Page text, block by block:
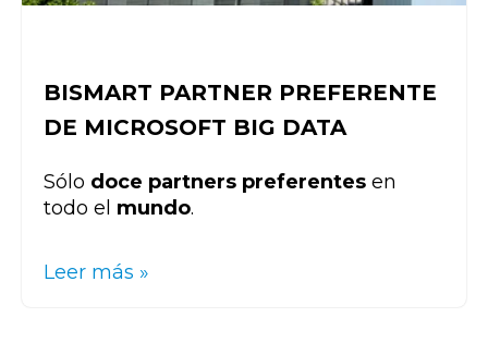
BISMART PARTNER PREFERENTE
DE MICROSOFT BIG DATA
Sólo doce partners preferentes en
todo el mundo.
Leer más »